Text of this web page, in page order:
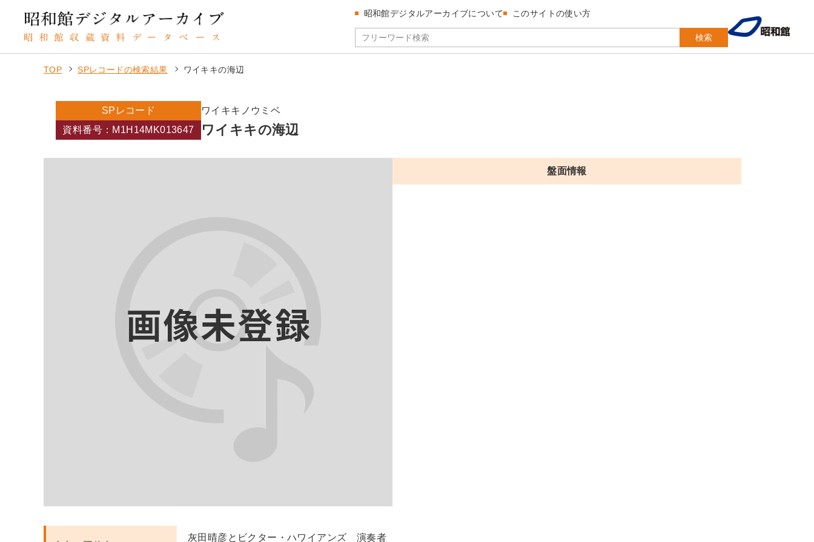
検索
昭和館デジタルアーカイブについて このサイトの使い方
TOP SPレコードの検索結果 ワイキキの海辺
SPレコード
ワイキキノウミベ
資料番号：M1H14MK013647
ワイキキの海辺
盤面情報
灰田晴彦とビクター・ハワイアンズ 演奏者